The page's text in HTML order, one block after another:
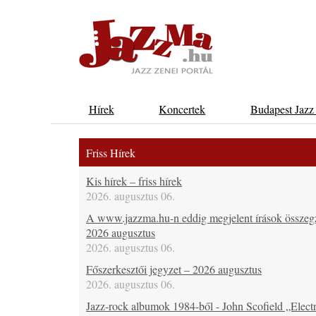
Hírek Koncertek Budapest
Friss Hírek
Kis hírek – friss hírek
2026. augusztus 06.
A www.jazzma.hu-n eddig megjelent írások
2026 augusztus
2026. augusztus 06.
Főszerkesztői jegyzet – 2026 augusztus
2026. augusztus 06.
Jazz-rock albumok 1984-ből - John Scofield